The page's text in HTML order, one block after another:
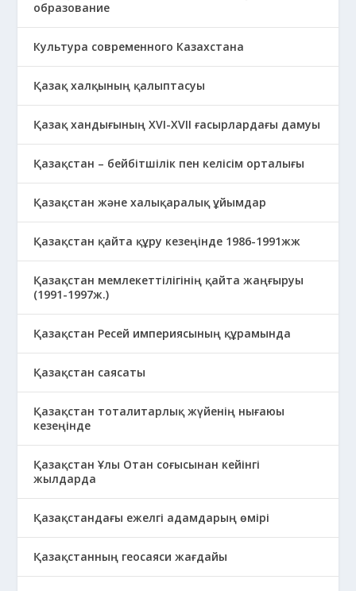
образование
Культура современного Казахстана
Қазақ халқының қалыптасуы
Қазақ хандығының XVI-XVII ғасырлардағы дамуы
Қазақстан – бейбітшілік пен келісім орталығы
Қазақстан және халықаралық ұйымдар
Қазақстан қайта құру кезеңінде 1986-1991жж
Қазақстан мемлекеттілігінің қайта жаңғыруы
(1991-1997ж.)
Қазақстан Ресей империясының құрамында
Қазақстан саясаты
Қазақстан тоталитарлық жүйенің нығаюы
кезеңінде
Қазақстан Ұлы Отан соғысынан кейінгі
жылдарда
Қазақстандағы ежелгі адамдарың өмірі
Қазақстанның геосаяси жағдайы